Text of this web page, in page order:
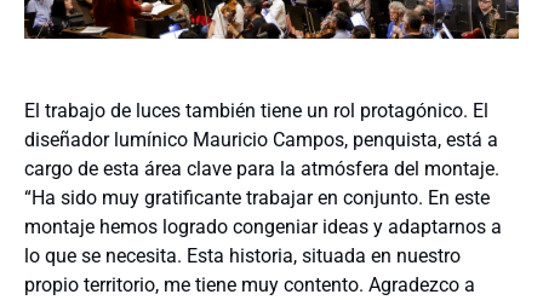
El trabajo de luces también tiene un rol protagónico. El
diseñador lumínico Mauricio Campos, penquista, está a
cargo de esta área clave para la atmósfera del montaje.
“Ha sido muy gratificante trabajar en conjunto. En este
montaje hemos logrado congeniar ideas y adaptarnos a
lo que se necesita. Esta historia, situada en nuestro
propio territorio, me tiene muy contento. Agradezco a